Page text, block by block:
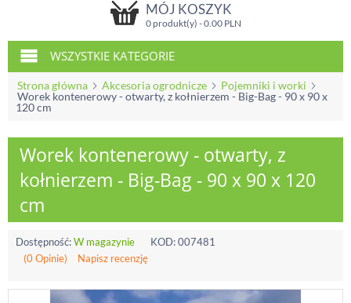
MÓJ KOSZYK
0 produkt(y) -0.00PLN
WSZYSTKIE KATEGORIE
Strona główna Akcesoria ogrodnicze
Pojemniki i worki
Worek kontenerowy - otwarty, z kołnierzem - Big-Bag - 90 x 90 x
120 cm
Worek kontenerowy - otwarty, z
kołnierzem - Big-Bag - 90 x 90 x 120
cm
Dostępność:W magazynie KOD:007481
(0 Opinie)
Napisz recenzję